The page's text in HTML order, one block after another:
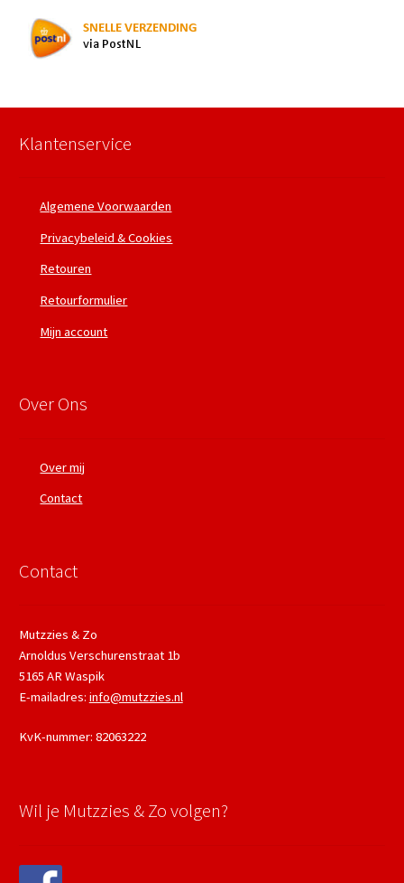
Klantenservice
Algemene Voorwaarden
Privacybeleid & Cookies
Retouren
Retourformulier
Mijn account
Over Ons
Over mij
Contact
Contact
Mutzzies & Zo
Arnoldus Verschurenstraat 1b
5165 AR Waspik
E-mailadres: info@mutzzies.nl
KvK-nummer: 82063222
Wil je Mutzzies & Zo volgen?